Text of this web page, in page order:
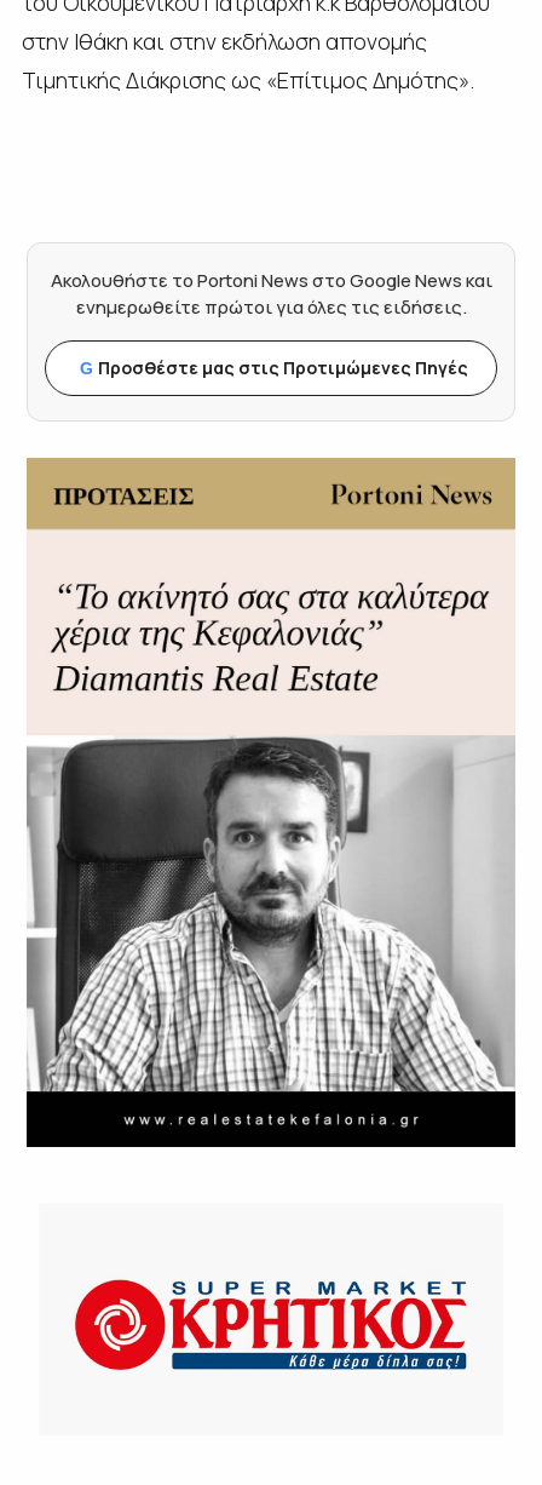
στην Ιθάκη και στην εκδήλωση απονομής
Τιμητικής Διάκρισης ως «Επίτιμος Δημότης».
Ακολουθήστε το Portoni News στο Google News και
ενημερωθείτε πρώτοι για όλες τις ειδήσεις.
G Προσθέστε μας στις Προτιμώμενες Πηγές